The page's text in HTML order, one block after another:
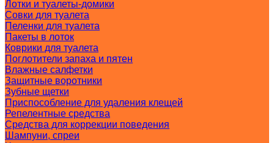
Лотки и туалеты-домики
Совки для туалета
Пеленки для туалета
Пакеты в лоток
Коврики для туалета
Поглотители запаха и пятен
Влажные салфетки
Защитные воротники
Зубные щетки
Приспособление для удаления клещей
Репелентные средства
Средства для коррекции поведения
Шампуни, спреи